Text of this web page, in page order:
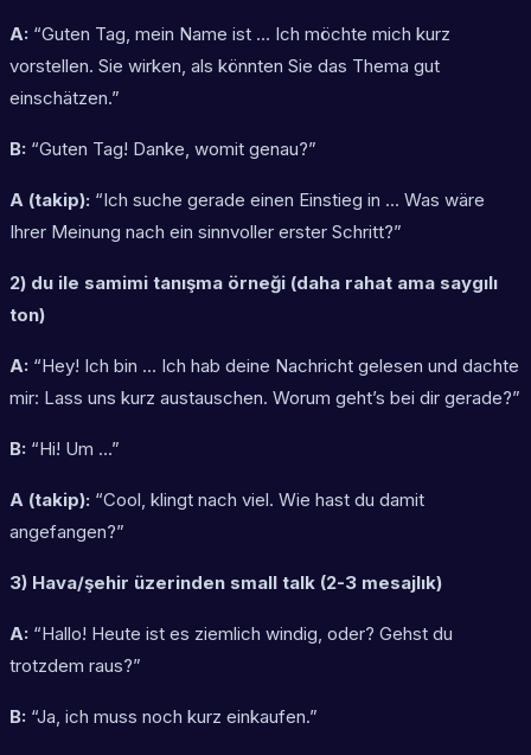
A: “Guten Tag, mein Name ist … Ich möchte mich kurz
vorstellen. Sie wirken, als könnten Sie das Thema gut
einschätzen.”
B: “Guten Tag! Danke, womit genau?”
A (takip): “Ich suche gerade einen Einstieg in … Was wäre
Ihrer Meinung nach ein sinnvoller erster Schritt?”
2) du ile samimi tanışma örneği (daha rahat ama saygılı
ton)
A: “Hey! Ich bin … Ich hab deine Nachricht gelesen und dachte
mir: Lass uns kurz austauschen. Worum geht’s bei dir gerade?”
B: “Hi! Um …”
A (takip): “Cool, klingt nach viel. Wie hast du damit
angefangen?”
3) Hava/şehir üzerinden small talk (2-3 mesajlık)
A: “Hallo! Heute ist es ziemlich windig, oder? Gehst du
trotzdem raus?”
B: “Ja, ich muss noch kurz einkaufen.”